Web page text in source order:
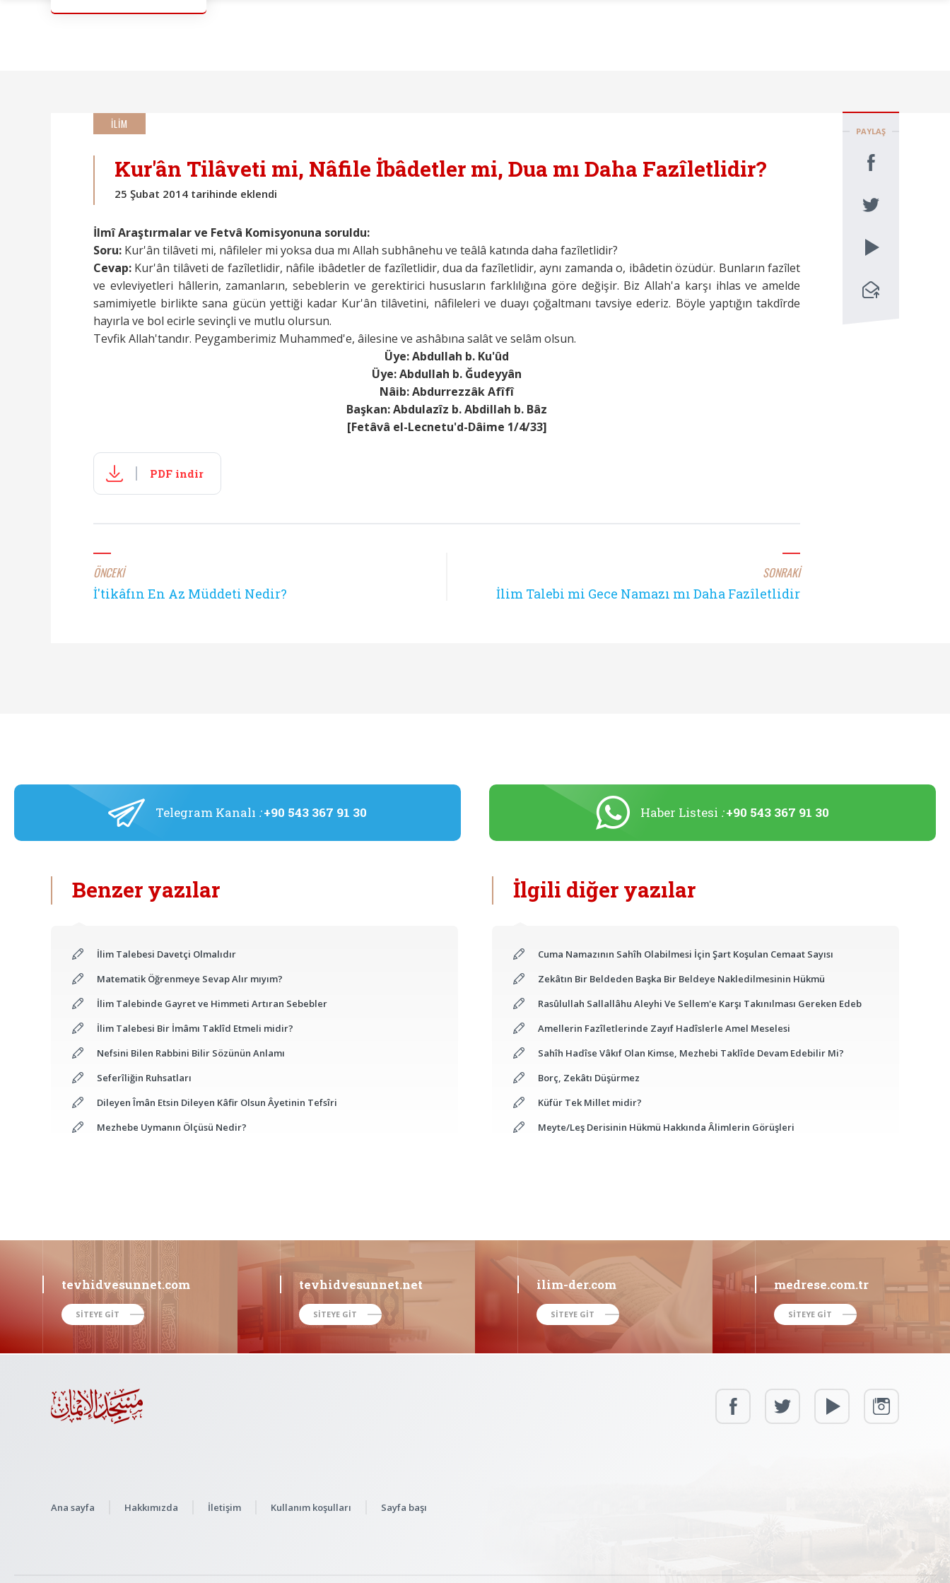
İLİM
Kur'ân Tilâveti mi, Nâfile İbâdetler mi, Dua mı Daha Fazîletlidir?
25 Şubat 2014 tarihinde eklendi
İlmî Araştırmalar ve Fetvâ Komisyonuna soruldu:
Soru: Kur'ân tilâveti mi, nâfileler mi yoksa dua mı Allah subhânehu ve teâlâ katında daha fazîletlidir?
Cevap: Kur'ân tilâveti de fazîletlidir, nâfile ibâdetler de fazîletlidir, dua da fazîletlidir, aynı zamanda o, ibâdetin özüdür. Bunların fazîlet
ve evleviyetleri hâllerin, zamanların, sebeblerin ve gerektirici hususların farklılığına göre değişir. Biz Allah'a karşı ihlas ve amelde
samimiyetle birlikte sana gücün yettiği kadar Kur'ân tilâvetini, nâfileleri ve duayı çoğaltmanı tavsiye ederiz. Böyle yaptığın takdîrde
hayırla ve bol ecirle sevinçli ve mutlu olursun.
Tevfik Allah'tandır. Peygamberimiz Muhammed'e, âilesine ve ashâbına salât ve selâm olsun.
Üye: Abdullah b. Ku'ûd
Üye: Abdullah b. Ğudeyyân
Nâib: Abdurrezzâk Afîfî
Başkan: Abdulazîz b. Abdillah b. Bâz
[Fetâvâ el-Lecnetu'd-Dâime 1/4/33]
PDF indir
PAYLAŞ
ÖNCEKİ
İ'tikâfın En Az Müddeti Nedir?
SONRAKİ
İlim Talebi mi Gece Namazı mı Daha Fazîletlidir
Telegram Kanalı :+90 543 367 91 30 Haber Listesi :+90 543 367 91 30
Benzer yazılar
İlim Talebesi Davetçi Olmalıdır
Matematik Öğrenmeye Sevap Alır mıyım?
İlim Talebinde Gayret ve Himmeti Artıran Sebebler
İlim Talebesi Bir İmâmı Taklîd Etmeli midir?
Nefsini Bilen Rabbini Bilir Sözünün Anlamı
Seferîliğin Ruhsatları
Dileyen Îmân Etsin Dileyen Kâfir Olsun Âyetinin Tefsîri
Mezhebe Uymanın Ölçüsü Nedir?
İlgili diğer yazılar
Cuma Namazının Sahîh Olabilmesi İçin Şart Koşulan Cemaat Sayısı
Zekâtın Bir Beldeden Başka Bir Beldeye Nakledilmesinin Hükmü
Rasûlullah Sallallâhu Aleyhi Ve Sellem'e Karşı Takınılması Gereken Edeb
Amellerin Fazîletlerinde Zayıf Hadîslerle Amel Meselesi
Sahîh Hadîse Vâkıf Olan Kimse, Mezhebi Taklîde Devam Edebilir Mi?
Borç, Zekâtı Düşürmez
Küfür Tek Millet midir?
Meyte/Leş Derisinin Hükmü Hakkında Âlimlerin Görüşleri
tevhidvesunnet.com
SİTEYE GİT
tevhidvesunnet.net
SİTEYE GİT
ilim-der.com
SİTEYE GİT
medrese.com.tr
SİTEYE GİT
Ana sayfa Hakkımızda İletişim Kullanım koşulları Sayfa başı